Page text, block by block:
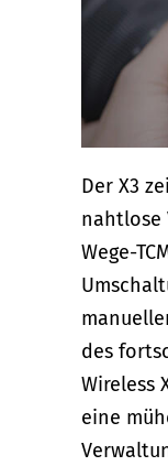
Der X3
nahtlose
Wege-
des
Wireless
eine